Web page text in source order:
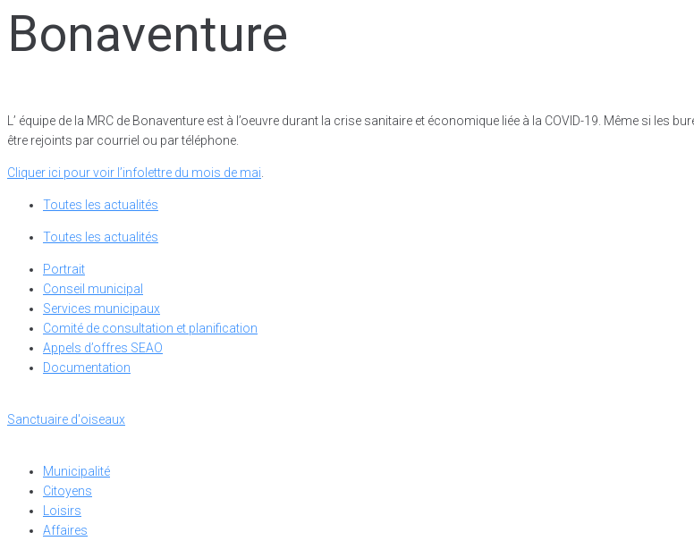
Bonaventure
L’ équipe de la MRC de Bonaventure est à l’oeuvre durant la crise sanitaire et économique liée à la COVID-19. Même si
être rejoints par courriel ou par téléphone.
Cliquer ici pour voir l’infolettre du mois de mai
Toutes les actualités
Toutes les actualités
Portrait
Conseil municipal
Services municipaux
Comité de consultation et planification
Appels d’offres SEAO
Documentation
Sanctuaire d'oiseaux
Municipalité
Citoyens
Loisirs
Affaires